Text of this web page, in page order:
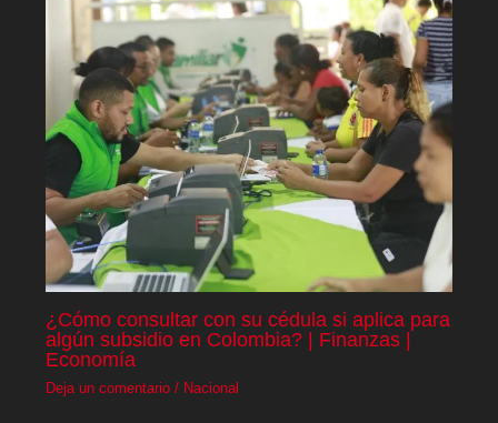
¿Cómo consultar con su cédula si aplica para
algún subsidio en Colombia? | Finanzas |
Economía
Deja un comentario / Nacional